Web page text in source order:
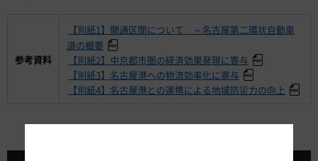
参考資料
【別紙1】開通区間について ～名古屋第二環状自動車
道の概要
【別紙2】中京都市圏の経済効果発現に寄与
【別紙3】名古屋港への物流効率化に寄与
【別紙4】名古屋港との連携による地域防災力の向上